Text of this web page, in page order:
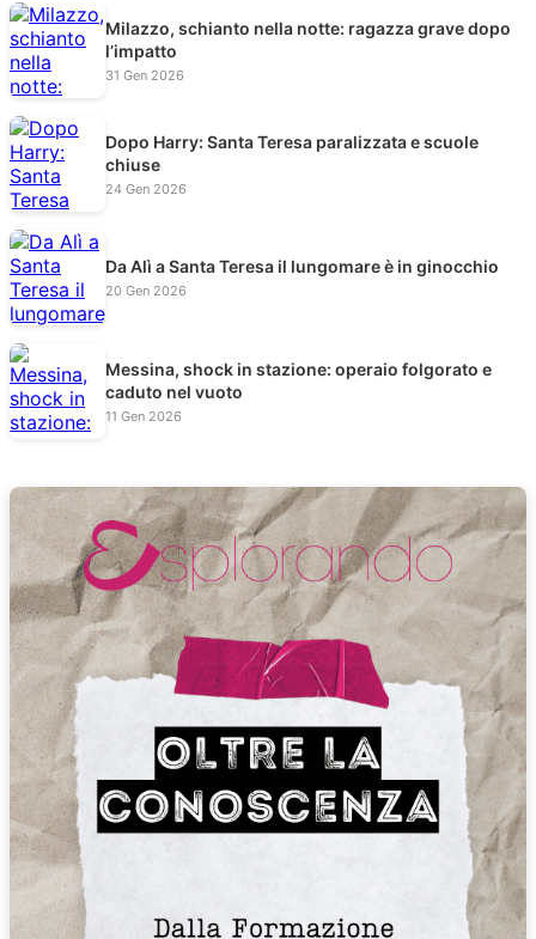
Milazzo, schianto nella notte: ragazza grave dopo
l’impatto
31 Gen 2026
Dopo Harry: Santa Teresa paralizzata e scuole
chiuse
24 Gen 2026
Da Alì a Santa Teresa il lungomare è in ginocchio
20 Gen 2026
Messina, shock in stazione: operaio folgorato e
caduto nel vuoto
11 Gen 2026